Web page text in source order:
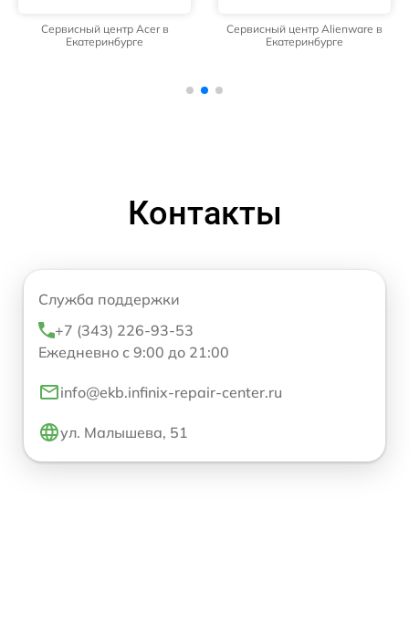
Сервисный центр Acer в
Екатеринбурге
Сервисный центр Alienware в
Екатеринбурге
Контакты
Служба поддержки
+7 (343) 226-93-53
Ежедневно с 9:00 до 21:00
info@ekb.infinix-repair-center.ru
ул. Малышева, 51